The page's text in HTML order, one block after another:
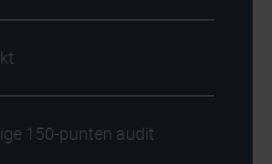
150-punten audit